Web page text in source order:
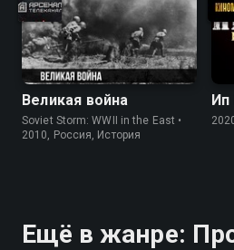
Великая война
Soviet Storm: WWII in the East •
2010, Россия, История
Ип
Ещё в жанре: